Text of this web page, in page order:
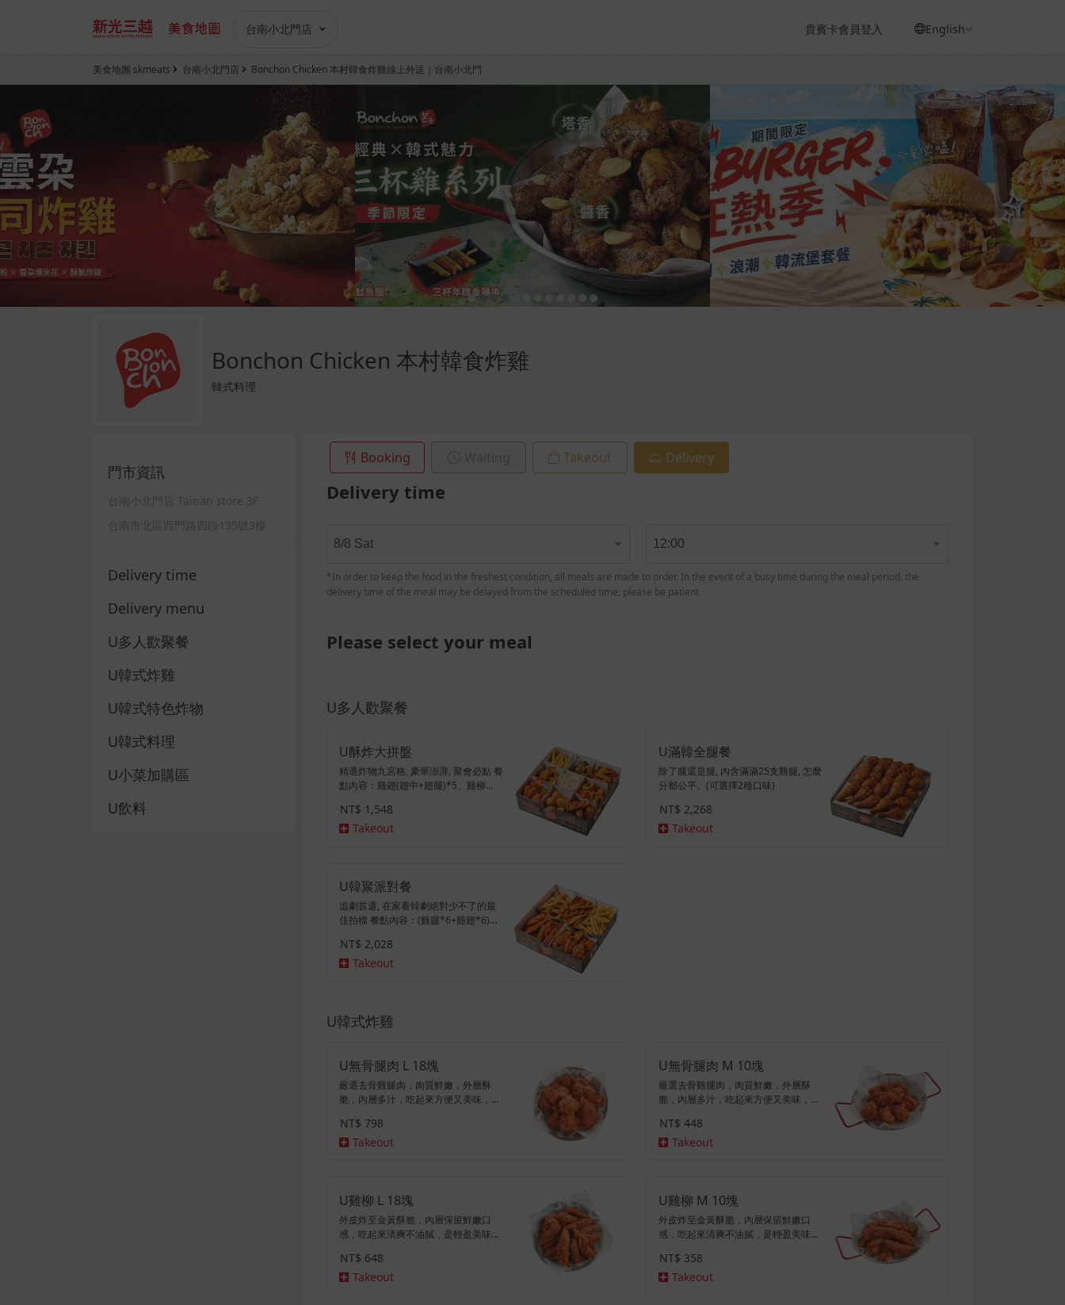
台南小北門店 貴賓卡會員登入 English
美食地圖 skmeats 台南小北門店 Bonchon Chicken 本村韓食炸雞線上外送｜台南小北門
Bonchon Chicken 本村韓食炸雞
韓式料理
門市資訊
台南小北門店 Tainan store 3F
台南市北區西門路四段135號3樓
Delivery time
Delivery menu
U多人歡聚餐
U韓式炸雞
U韓式特色炸物
U韓式料理
U小菜加購區
U飲料
Booking Takeout Delivery
Delivery time
8/8 Sat 12:00
*In order to keep the food in the freshest condition, all meals are made to order. In the event of a busy time during the meal period, the
delivery time of the meal may be delayed from the scheduled time, please be patient.
Please select your meal
U多人歡聚餐
U酥炸大拼盤
精選炸物九宮格, 豪華澎湃, 聚會必點 餐
點內容：雞翅(翅中+翅腿)*5、雞柳
薯條、炸韓式魚板、韓式海苔冬粉卷、
可樂1.25L、醃蘿蔔
NT$ 1,548
Takeout
U滿韓全腿餐
除了腿還是腿, 內含滿滿25支雞腿, 怎麼
分都公平。(可選擇2種口味)
NT$ 2,268
Takeout
U韓聚派對餐
追劇首選, 在家看韓劇絕對少不了的最
佳拍檔 餐點內容：(雞腿*6+雞翅*6)或
圈、BonBon起司球、炸薯條、炸韓式
魚板、可樂1.25L、醃蘿蔔
NT$ 2,028
Takeout
U韓式炸雞
U無骨腿肉 L 18塊
嚴選去骨雞腿肉，肉質鮮嫩，外層酥
脆，內層多汁，吃起來方便又美味，一
NT$ 798
Takeout
U無骨腿肉 M 10塊
嚴選去骨雞腿肉，肉質鮮嫩，外層酥
脆，內層多汁，吃起來方便又美味，一
NT$ 448
Takeout
U雞柳 L 18塊
外皮炸至金黃酥脆，內層保留鮮嫩口
感，吃起來清爽不油膩，是輕盈美味的
NT$ 648
Takeout
U雞柳 M 10塊
外皮炸至金黃酥脆，內層保留鮮嫩口
感，吃起來清爽不油膩，是輕盈美味的
NT$ 358
Takeout